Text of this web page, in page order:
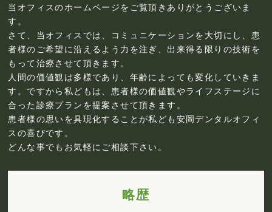
当オフィスのホームページをご覧頂きありがとうございま
す。
さて、当オフィスでは、コミュニケーションを大切にし、患
者様のご希望に沿えるよう力を注ぎ、出来得る限りの技術を
もって治療させて頂きます。
人間の価値観は多様であり、年齢によっても変化していきま
す。ですから私どもは、患者様の価値観やライフステージに
合った診療プランを提案させて頂きます。
患者様の思いを具現化することが私ども安岡デンタルオフィ
スの喜びです。
どんな事でもお気軽にご相談下さい。
略歴